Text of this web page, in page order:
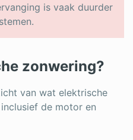
is vaak duurder
zonwering?
van wat elektrische
de motor en